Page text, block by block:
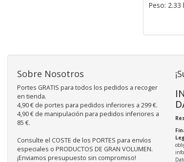
Peso: 2.33
Sobre Nosotros
Portes GRATIS para todos los pedidos a recoger
en tienda.
4,90 € de portes para pedidos inferiores a 299 €.
4,90 € de manipulación para pedidos inferiores a
85 €.
Consulte el COSTE de los PORTES para envíos
especiales o PRODUCTOS DE GRAN VOLUMEN.
¡Enviamos presupuesto sin compromiso!